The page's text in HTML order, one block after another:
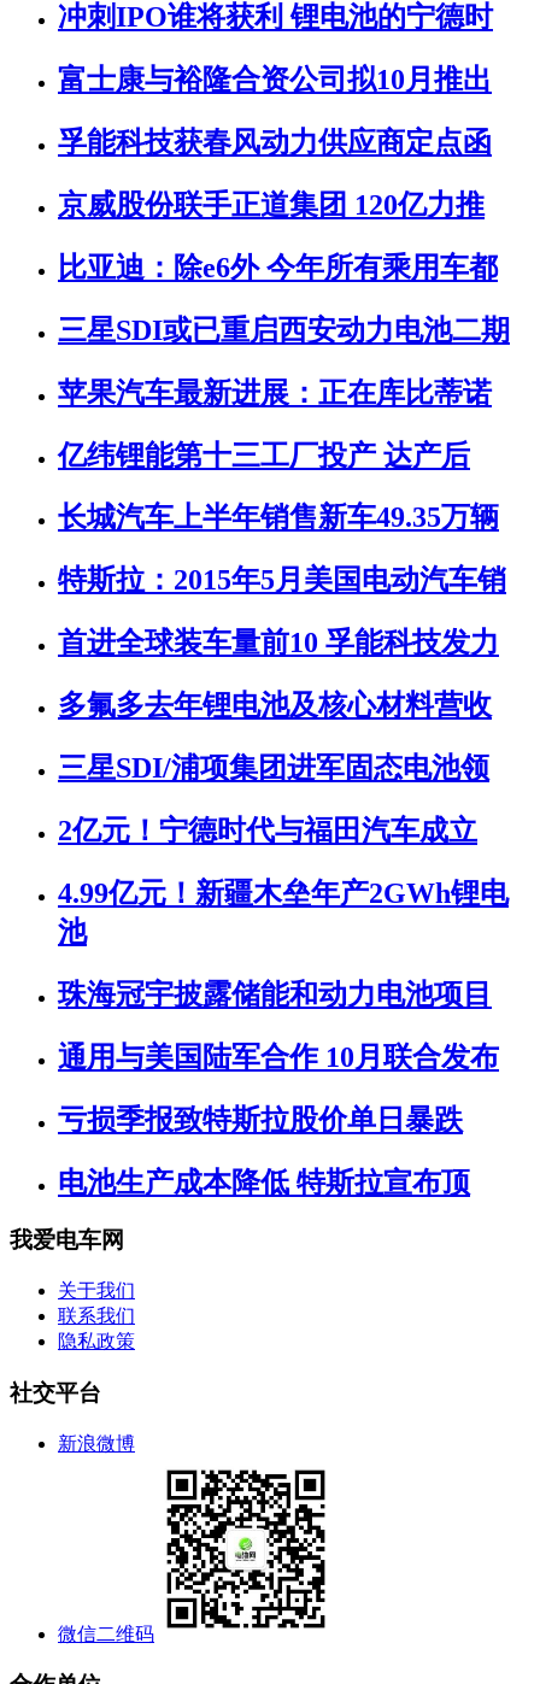
冲刺IPO谁将获利 锂电池的宁德时
富士康与裕隆合资公司拟10月推出
孚能科技获春风动力供应商定点函
京威股份联手正道集团 120亿力推
比亚迪：除e6外 今年所有乘用车都
三星SDI或已重启西安动力电池二期
苹果汽车最新进展：正在库比蒂诺
亿纬锂能第十三工厂投产 达产后
长城汽车上半年销售新车49.35万辆
特斯拉：2015年5月美国电动汽车销
首进全球装车量前10 孚能科技发力
多氟多去年锂电池及核心材料营收
三星SDI/浦项集团进军固态电池领
2亿元！宁德时代与福田汽车成立
4.99亿元！新疆木垒年产2GWh锂电
池
珠海冠宇披露储能和动力电池项目
通用与美国陆军合作 10月联合发布
亏损季报致特斯拉股价单日暴跌
电池生产成本降低 特斯拉宣布顶
我爱电车网
关于我们
联系我们
隐私政策
社交平台
新浪微博
微信二维码